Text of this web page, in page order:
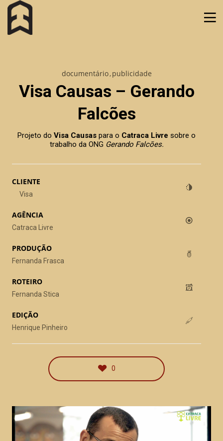
HStern – 3D
publicidade
documentário publicidade
Visa Causas – Gerando
Falcões
Projeto do Visa Causas para o Catraca Livre sobre o
trabalho da ONG Gerando Falcões.
CLIENTE
Visa
AGÊNCIA
Catraca Livre
PRODUÇÃO
Fernanda Frasca
ROTEIRO
Fernanda Stica
EDIÇÃO
Henrique Pinheiro
0